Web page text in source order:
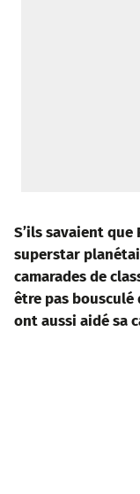
S’ils savaient
superstar
camarades de
être pas
ont aussi aidé sa